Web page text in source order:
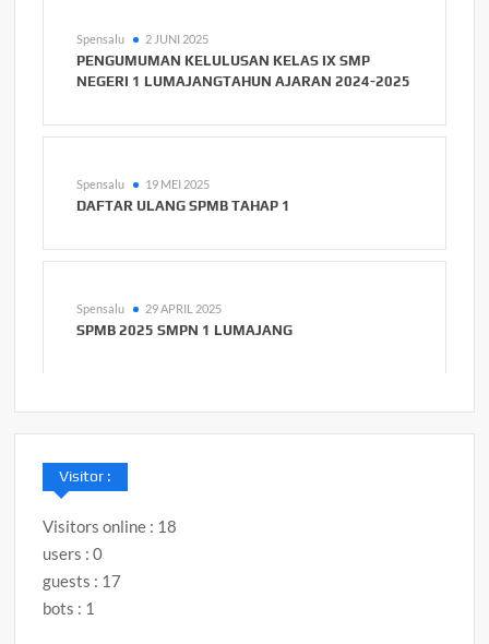
Spensalu 2 JUNI 2025
PENGUMUMAN KELULUSAN KELAS IX SMP
NEGERI 1 LUMAJANGTAHUN AJARAN 2024-2025
Spensalu 19 MEI 2025
DAFTAR ULANG SPMB TAHAP 1
Spensalu 29 APRIL 2025
SPMB 2025 SMPN 1 LUMAJANG
Visitor :
Visitors online : 18
users : 0
guests : 17
bots : 1